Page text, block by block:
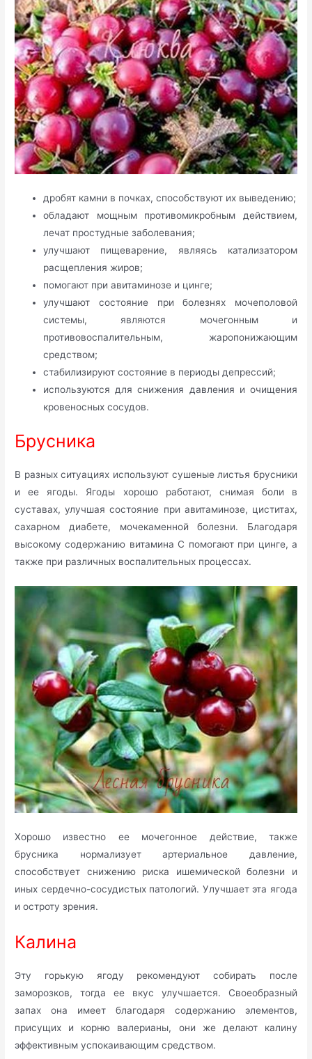
дробят камни в почках, способствуют их выведению;
обладают мощным противомикробным действием,
лечат простудные заболевания;
улучшают пищеварение, являясь катализатором
расщепления жиров;
помогают при авитаминозе и цинге;
улучшают состояние при болезнях мочеполовой
системы, являются мочегонным и
противовоспалительным, жаропонижающим
средством;
стабилизируют состояние в периоды депрессий;
используются для снижения давления и очищения
кровеносных сосудов.
Брусника
В разных ситуациях используют сушеные листья брусники
и ее ягоды. Ягоды хорошо работают, снимая боли в
суставах, улучшая состояние при авитаминозе, циститах,
сахарном диабете, мочекаменной болезни. Благодаря
высокому содержанию витамина С помогают при цинге, а
также при различных воспалительных процессах.
Хорошо известно ее мочегонное действие, также
брусника нормализует артериальное давление,
способствует снижению риска ишемической болезни и
иных сердечно-сосудистых патологий. Улучшает эта ягода
и остроту зрения.
Калина
Эту горькую ягоду рекомендуют собирать после
заморозков, тогда ее вкус улучшается. Своеобразный
запах она имеет благодаря содержанию элементов,
присущих и корню валерианы, они же делают калину
эффективным успокаивающим средством.